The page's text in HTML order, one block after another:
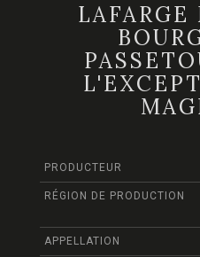
PRODUCTEUR
RÉGION DE PRODUCTION
APPELLATION